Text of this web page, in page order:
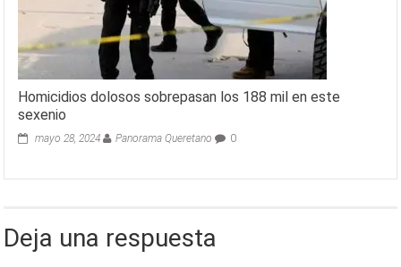
Homicidios dolosos sobrepasan los 188 mil en este
sexenio
mayo 28, 2024 Panorama Queretano 0
Deja una respuesta